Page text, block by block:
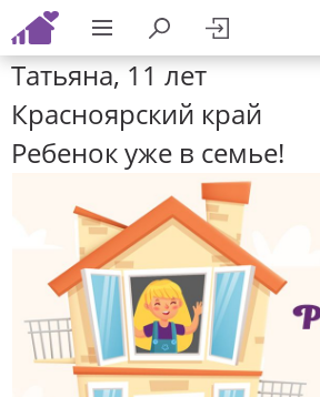
Татьяна, 11 лет
Красноярский край
Ребенок уже в семье!